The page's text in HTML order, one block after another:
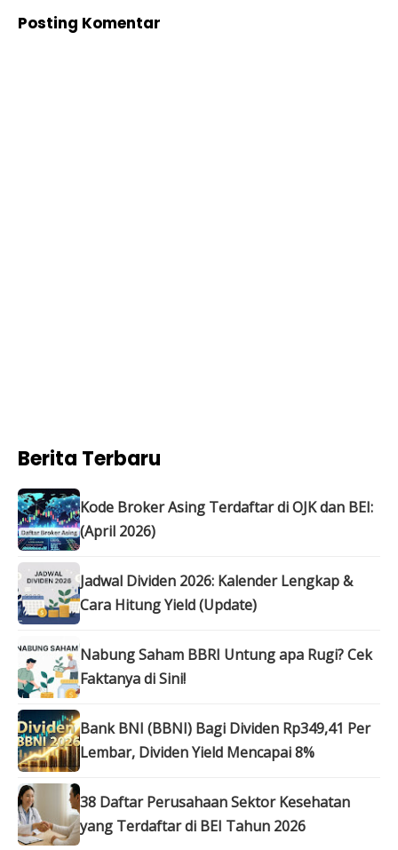
Posting Komentar
Berita Terbaru
Kode Broker Asing Terdaftar di OJK dan BEI:
(April 2026)
Jadwal Dividen 2026: Kalender Lengkap &
Cara Hitung Yield (Update)
Nabung Saham BBRI Untung apa Rugi? Cek
Faktanya di Sini!
Bank BNI (BBNI) Bagi Dividen Rp349,41 Per
Lembar, Dividen Yield Mencapai 8%
38 Daftar Perusahaan Sektor Kesehatan
yang Terdaftar di BEI Tahun 2026